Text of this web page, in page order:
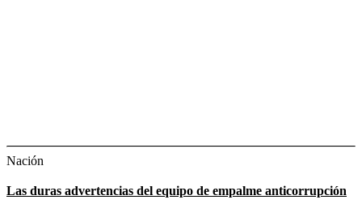
Nación
Las duras advertencias del equipo de empalme anticorrupción